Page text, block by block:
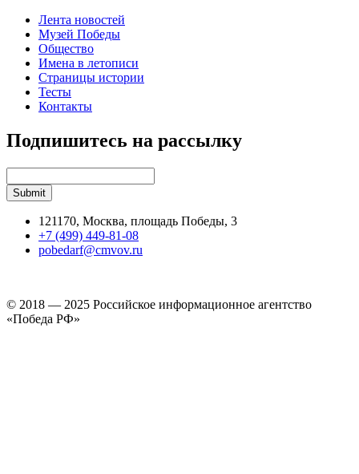
Лента новостей
Музей Победы
Общество
Имена в летописи
Страницы истории
Тесты
Контакты
Подпишитесь на рассылку
121170, Москва, площадь Победы, 3
+7 (499) 449-81-08
pobedarf@cmvov.ru
© 2018 — 2025 Российское информационное агентство
«Победа РФ»